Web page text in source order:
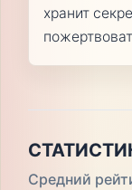
хранит
Средний